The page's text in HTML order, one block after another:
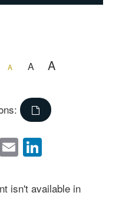
A A A
Twitter
Email
isn't available in